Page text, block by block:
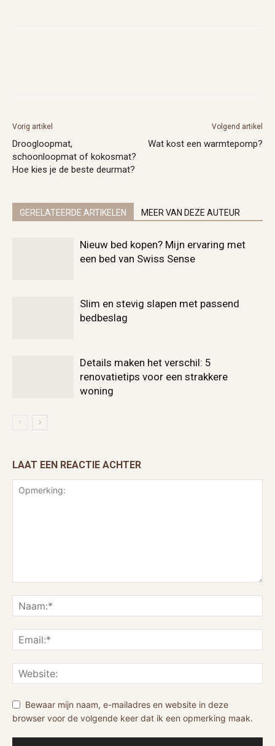
Vorig artikel
Droogloopmat,
schoonloopmat of kokosmat?
Hoe kies je de beste deurmat?
Volgend artikel
Wat kost een warmtepomp?
GERELATEERDE ARTIKELEN MEER VAN DEZE AUTEUR
Nieuw bed kopen? Mijn ervaring met
een bed van Swiss Sense
Slim en stevig slapen met passend
bedbeslag
Details maken het verschil: 5
renovatietips voor een strakkere
woning
LAAT EEN REACTIE ACHTER
Bewaar mijn naam, e-mailadres en website in deze
browser voor de volgende keer dat ik een opmerking maak.